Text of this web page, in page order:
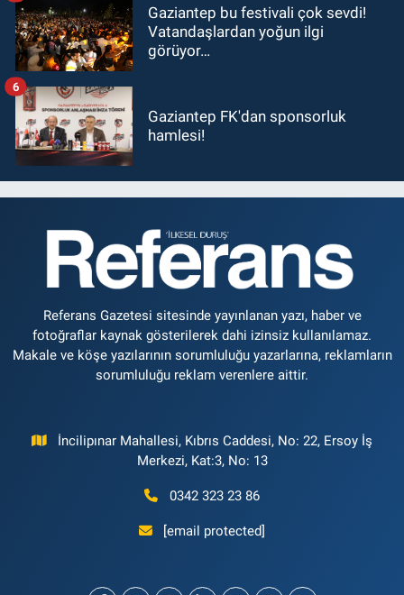
Gaziantep bu festivali çok sevdi!
Vatandaşlardan yoğun ilgi
görüyor…
Gaziantep FK'dan sponsorluk
hamlesi!
6
Referans Gazetesi sitesinde yayınlanan yazı, haber ve
fotoğraflar kaynak gösterilerek dahi izinsiz kullanılamaz.
Makale ve köşe yazılarının sorumluluğu yazarlarına, reklamların
sorumluluğu reklam verenlere aittir.
İncilipınar Mahallesi, Kıbrıs Caddesi, No: 22, Ersoy İş
Merkezi, Kat:3, No: 13
0342 323 23 86
[email protected]